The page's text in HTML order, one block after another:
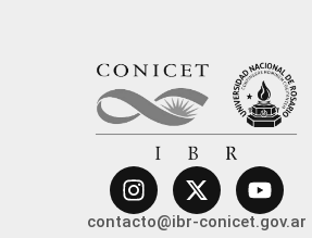
contacto@ibr-conicet.gov.ar